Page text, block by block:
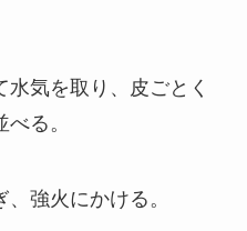
気を取り、皮ごとく
る。
強火にかける。